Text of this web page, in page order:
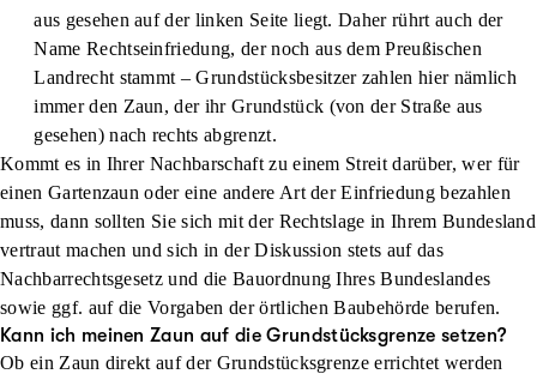
aus gesehen auf der linken Seite liegt. Daher rührt auch der
Name Rechtseinfriedung, der noch aus dem Preußischen
Landrecht stammt – Grundstücksbesitzer zahlen hier nämlich
immer den Zaun, der ihr Grundstück (von der Straße aus
gesehen) nach rechts abgrenzt.
Kommt es in Ihrer Nachbarschaft zu einem Streit darüber, wer für
einen Gartenzaun oder eine andere Art der Einfriedung bezahlen
muss, dann sollten Sie sich mit der Rechtslage in Ihrem Bundesland
vertraut machen und sich in der Diskussion stets auf das
Nachbarrechtsgesetz und die Bauordnung Ihres Bundeslandes
sowie ggf. auf die Vorgaben der örtlichen Baubehörde berufen.
Kann ich meinen Zaun auf die Grundstücksgrenze setzen?
Ob ein Zaun direkt auf der Grundstücksgrenze errichtet werden